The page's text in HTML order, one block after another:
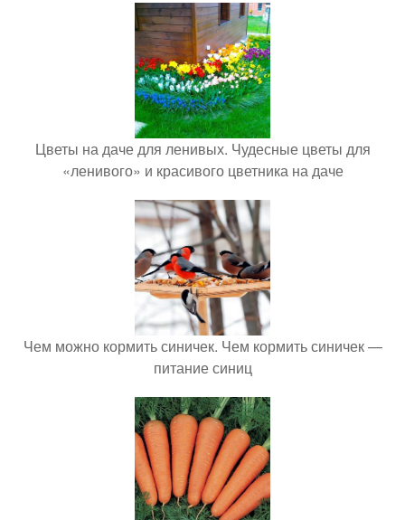
Цветы на даче для ленивых. Чудесные цветы для
«ленивого» и красивого цветника на даче
Чем можно кормить синичек. Чем кормить синичек —
питание синиц